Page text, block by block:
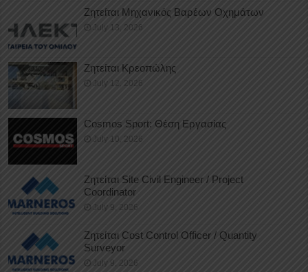
Ζητείται Μηχανικός Βαρέων Οχημάτων
July 13, 2026
Ζητείται Κρεοπώλης
July 12, 2026
Cosmos Sport: Θέση Εργασίας
July 10, 2026
Ζητείται Site Civil Engineer / Project
Coordinator
July 9, 2026
Ζητείται Cost Control Officer / Quantity
Surveyor
July 9, 2026